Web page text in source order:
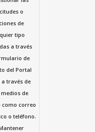
o
de
tipo
a través
de
del Portal
a través de
de
como correo
o teléfono.